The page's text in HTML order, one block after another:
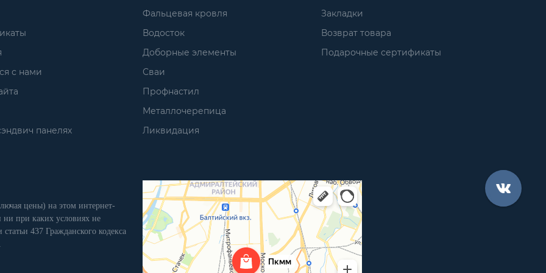
с нами
панелях
Фальцевая кровля
Водосток
Доборные элементы
Сваи
Профнастил
Металлочерепица
Ликвидация
Закладки
Возврат товара
Подарочные сертификаты
цены) на этом интернет-
ни при каких условиях не
437 Гражданского кодекса